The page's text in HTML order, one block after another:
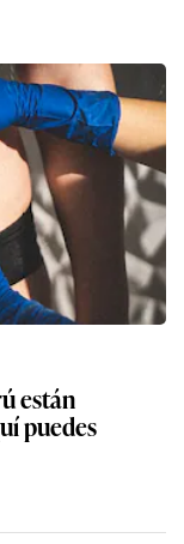
están
puedes